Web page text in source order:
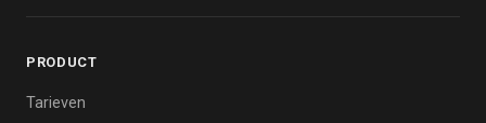
PRODUCT
Tarieven